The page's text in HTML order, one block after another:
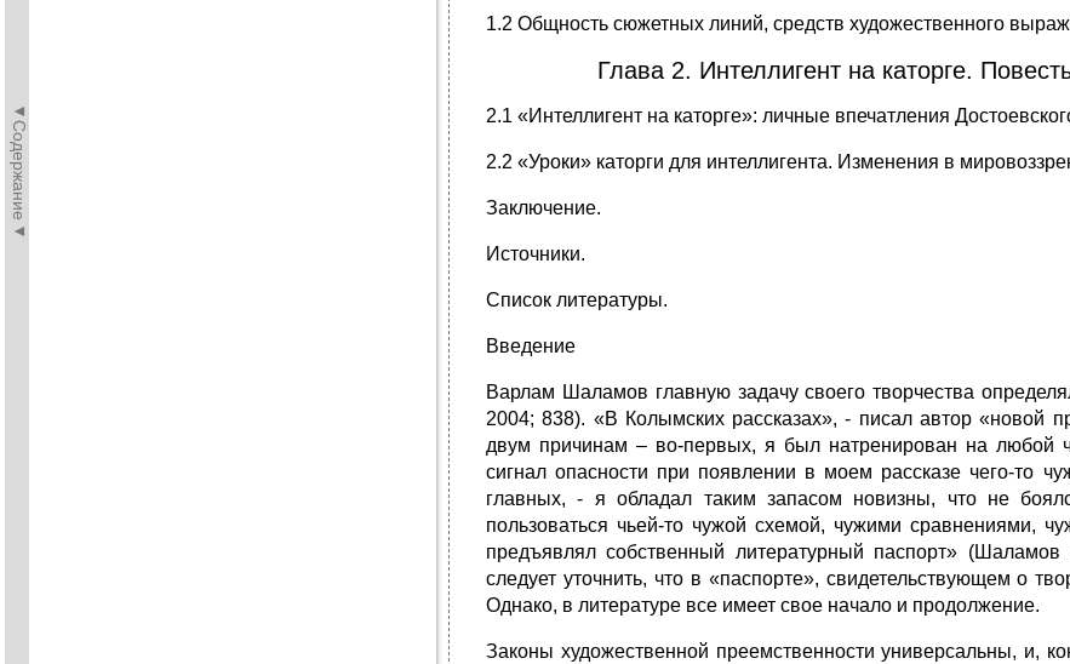
◄Содержание◄
1.2 Общность сюжетных линий, средств художественного
Глава 2. Интеллигент на каторге.
2.1 «Интеллигент на каторге»: личные впечатления
2.2 «Уроки» каторги для интеллигента. Изменения в
Заключение.
Источники.
Список литературы.
Введение
Варлам Шаламов главную задачу своего творчества
2004; 838). «В Колымских рассказах», - писал автор «новой
двум причинам – во-первых, я был натренирован на любой
сигнал опасности при появлении в моем рассказе чего-то
главных, - я обладал таким запасом новизны, что не
пользоваться чьей-то чужой схемой, чужими сравнениями,
предъявлял собственный литературный паспорт»
следует уточнить, что в «паспорте», свидетельствующем о
Однако, в литературе все имеет свое начало и продолжение.
Законы художественной преемственности универсальны, и,